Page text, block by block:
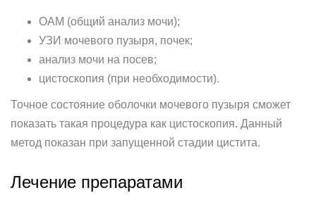
ОАМ (общий анализ мочи);
УЗИ мочевого пузыря, почек;
анализ мочи на посев;
цистоскопия (при необходимости).
Точное состояние оболочки мочевого пузыря сможет
показать такая процедура как цистоскопия. Данный
метод показан при запущенной стадии цистита.
Лечение препаратами